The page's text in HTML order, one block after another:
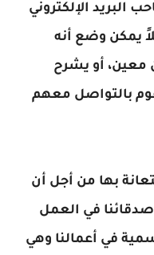
البريد الإلكتروني
يمكن وضع أنه
معين، أو يشرح
بالتواصل معهم
بها من أجل أن
في العمل
في أعمالنا وهي